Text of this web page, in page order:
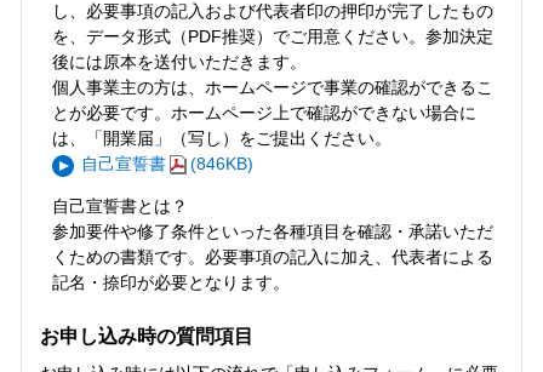
し、必要事項の記入および代表者印の押印が完了したもの
を、データ形式（PDF推奨）でご用意ください。参加決定
後には原本を送付いただきます。
個人事業主の方は、ホームページで事業の確認ができるこ
とが必要です。ホームページ上で確認ができない場合に
は、「開業届」（写し）をご提出ください。
自己宣誓書
(846KB)
自己宣誓書とは？
参加要件や修了条件といった各種項目を確認・承諾いただ
くための書類です。必要事項の記入に加え、代表者による
記名・捺印が必要となります。
お申し込み時の質問項目